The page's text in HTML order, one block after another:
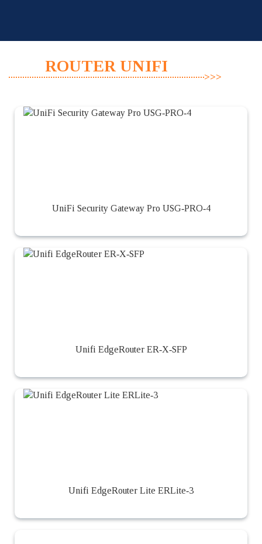
ROUTER UNIFI
UniFi Security Gateway Pro USG‑PRO‑4
Unifi EdgeRouter ER‑X‑SFP
Unifi EdgeRouter Lite ERLite‑3